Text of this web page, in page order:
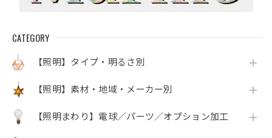
CATEGORY
【照明】タイプ・明るさ別
【照明】素材・地域・メーカー別
【照明まわり】電球／パーツ／オプション加工